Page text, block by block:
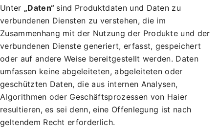
Unter „Daten“ sind Produktdaten und Daten zu
verbundenen Diensten zu verstehen, die im
Zusammenhang mit der Nutzung der Produkte und der
verbundenen Dienste generiert, erfasst, gespeichert
oder auf andere Weise bereitgestellt werden. Daten
umfassen keine abgeleiteten, abgeleiteten oder
geschützten Daten, die aus internen Analysen,
Algorithmen oder Geschäftsprozessen von Haier
resultieren, es sei denn, eine Offenlegung ist nach
geltendem Recht erforderlich.